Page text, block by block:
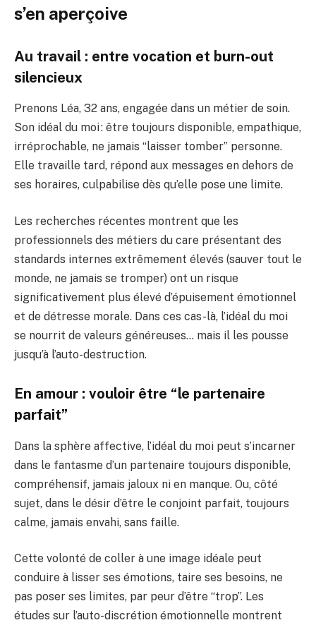
s’en aperçoive
Au travail : entre vocation et burn-out
silencieux
Prenons Léa, 32 ans, engagée dans un métier de soin.
Son idéal du moi : être toujours disponible, empathique,
irréprochable, ne jamais “laisser tomber” personne.
Elle travaille tard, répond aux messages en dehors de
ses horaires, culpabilise dès qu’elle pose une limite.
Les recherches récentes montrent que les
professionnels des métiers du care présentant des
standards internes extrêmement élevés (sauver tout le
monde, ne jamais se tromper) ont un risque
significativement plus élevé d’épuisement émotionnel
et de détresse morale. Dans ces cas-là, l’idéal du moi
se nourrit de valeurs généreuses… mais il les pousse
jusqu’à l’auto-destruction.
En amour : vouloir être “le partenaire
parfait”
Dans la sphère affective, l’idéal du moi peut s’incarner
dans le fantasme d’un partenaire toujours disponible,
compréhensif, jamais jaloux ni en manque. Ou, côté
sujet, dans le désir d’être le conjoint parfait, toujours
calme, jamais envahi, sans faille.
Cette volonté de coller à une image idéale peut
conduire à lisser ses émotions, taire ses besoins, ne
pas poser ses limites, par peur d’être “trop”. Les
études sur l’auto-discrétion émotionnelle montrent